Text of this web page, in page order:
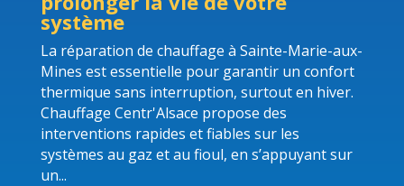
système
La réparation de chauffage à Sainte-Marie-aux-
Mines est essentielle pour garantir un confort
thermique sans interruption, surtout en hiver.
Chauffage Centr'Alsace propose des
interventions rapides et fiables sur les
systèmes au gaz et au fioul, en s’appuyant sur
un...